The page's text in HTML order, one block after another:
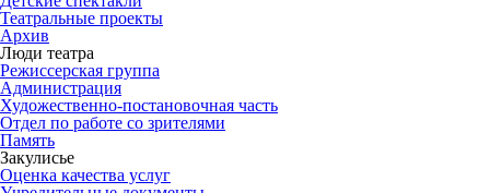
Театральные проекты
Архив
Люди театра
Режиссерская группа
Администрация
Художественно-постановочная часть
Отдел по работе со зрителями
Память
Закулисье
Оценка качества услуг